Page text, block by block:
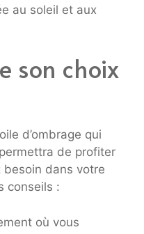
au soleil et aux
son choix
d’ombrage qui
de profiter
besoin dans votre
conseils :
où vous